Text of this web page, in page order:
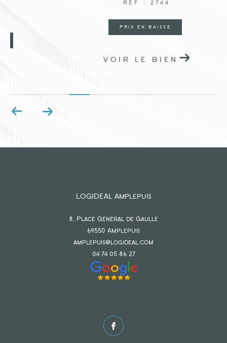
REF : 2744
PRIX EN BAISSE
VOIR LE BIEN
LOGIDEAL Amplepuis
8, Place Général de Gaulle
69550 amplepuis
amplepuis@logideal.com
04 74 05 86 27